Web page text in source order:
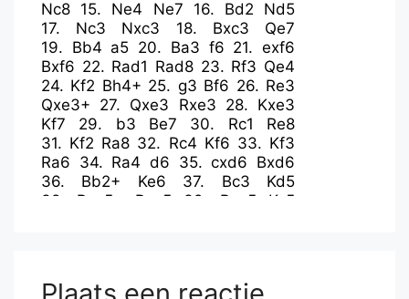
Nc8 15. Ne4 Ne7 16. Bd2
Nd5
17. Nc3 Nxc3 18. Bxc3
Qe7
19. Bb4 a5 20. Ba3 f6 21.exf6
Bxf6 22. Rad1 Rad8 23. Rf3 Qe4
24. Kf2 Bh4+ 25. g3 Bf6 26. Re3
Qxe3+ 27. Qxe3 Rxe3 28. Kxe3
Kf7
29. b3 Be7 30. Rc1
Re8
31. Kf2 Ra8 32. Rc4 Kf6 33. Kf3
Ra6 34. Ra4 d6 35.cxd6 Bxd6
36. Bb2+ Ke6 37. Bc3
Kd5
38. Rxa5+ Rxa5 39. Bxa5
Kc5